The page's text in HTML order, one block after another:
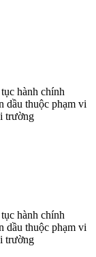
hành chính
dầu thuộc phạm vi
trường
hành chính
dầu thuộc phạm vi
trường